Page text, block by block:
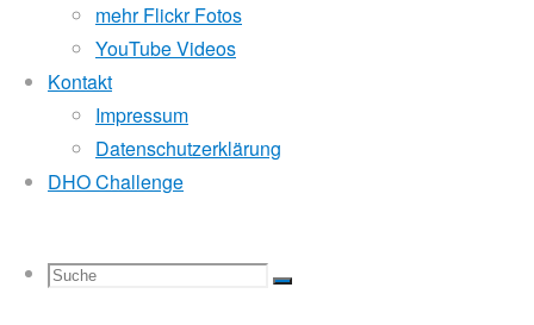
mehr Flickr Fotos
YouTube Videos
Kontakt
Impressum
Datenschutzerklärung
DHO Challenge
Suche
Suchen
Suche
Masters
Roseninsel8er,
dieses
am
Godfrey Donauhort Club Kit
Sternfahrten Archiv
Ruderlinks-
Impressum-
nach: